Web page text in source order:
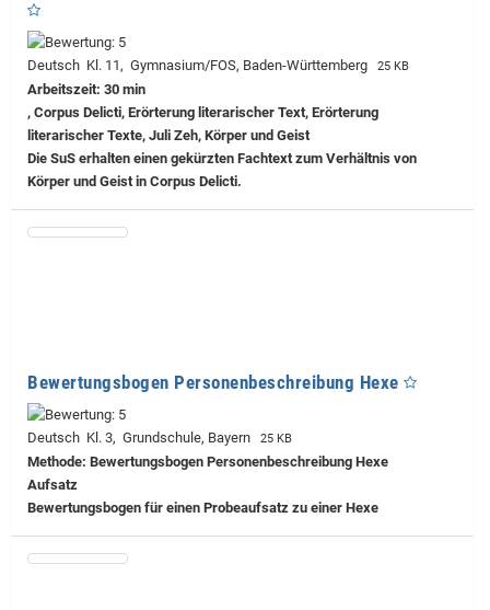
Deutsch Kl. 11, Gymnasium/FOS, Baden-Württemberg 25 KB
Arbeitszeit: 30 min
, Corpus Delicti, Erörterung literarischer Text, Erörterung
literarischer Texte, Juli Zeh, Körper und Geist
Die SuS erhalten einen gekürzten Fachtext zum Verhältnis von
Körper und Geist in Corpus Delicti.
Bewertungsbogen Personenbeschreibung Hexe
Deutsch Kl. 3, Grundschule, Bayern 25 KB
Methode: Bewertungsbogen Personenbeschreibung Hexe
Aufsatz
Bewertungsbogen für einen Probeaufsatz zu einer Hexe